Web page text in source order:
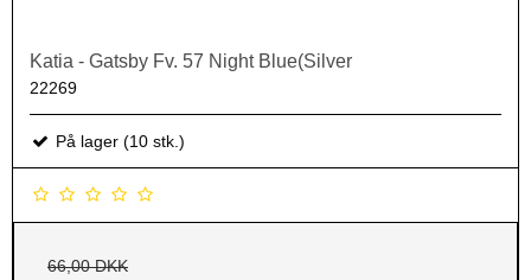
Katia - Gatsby Fv. 57 Night Blue(Silver
22269
På lager (10 stk.)
66,00 DKK